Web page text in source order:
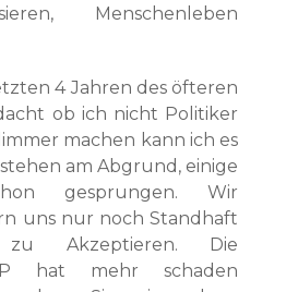
Menschenleben
4 Jahren des öfteren
ob ich nicht Politiker
machen kann ich es
am Abgrund, einige
gesprungen. Wir
uns nur noch Standhaft
Akzeptieren. Die
hat mehr schaden